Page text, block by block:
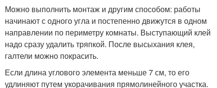
Можно выполнить монтаж и другим способом: работы
начинают с одного угла и постепенно движутся в одном
направлении по периметру комнаты. Выступающий клей
надо сразу удалить тряпкой. После высыхания клея,
галтели можно покрасить.
Если длина углового элемента меньше 7 см, то его
удлиняют путем укорачивания прямолинейного участка.